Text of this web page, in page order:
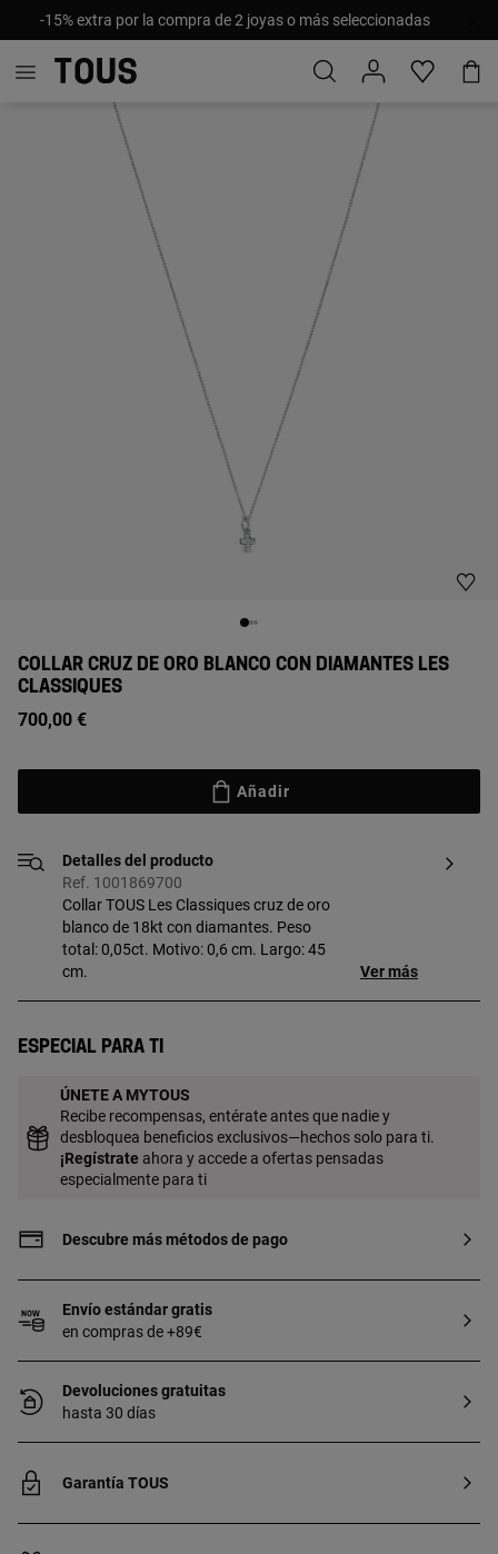
-15% extra por la compra de 2 joyas o más seleccionadas
COLLAR CRUZ DE ORO BLANCO CON DIAMANTES LES
CLASSIQUES
700,00 €
Añadir
Detalles del producto
Ref. 1001869700
Collar TOUS Les Classiques cruz de oro
blanco de 18kt con diamantes. Peso
total: 0,05ct. Motivo: 0,6 cm. Largo: 45
cm.
Ver más
Especial para ti
ÚNETE A MYTOUS
Recibe recompensas, entérate antes que nadie y
desbloquea beneficios exclusivos—hechos solo para ti.
¡Regístrate ahora y accede a ofertas pensadas
especialmente para ti
Descubre más métodos de pago
Envío estándar gratis
en compras de +89€
Devoluciones gratuitas
hasta 30 días
Garantía TOUS